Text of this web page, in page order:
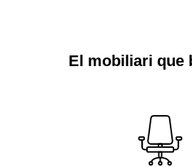
El mobiliari que